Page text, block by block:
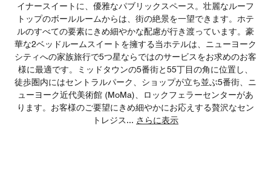
イナースイートに、優雅なパブリックスペース。壮麗なルーフ
トップのボールルームからは、街の絶景を一望できます。ホテ
ルのすべての要素にきめ細やかな配慮が行き渡っています。豪
華な2ベッドルームスイートを擁する当ホテルは、ニューヨーク
シティへの家族旅行で5つ星ならではのサービスをお求めのお客
様に最適です。ミッドタウンの5番街と55丁目の角に位置し、
徒歩圏内にはセントラルパーク、ショップが立ち並ぶ5番街、ニ
ューヨーク近代美術館 (MoMa)、ロックフェラーセンターがあ
ります。お客様のご要望にきめ細やかにお応えする贅沢なセン
トレジス... さらに表示